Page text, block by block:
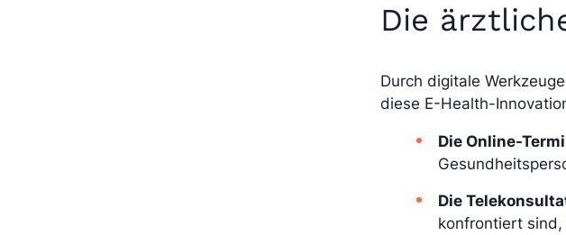
Die
Durch digitale
diese E-Health-
Die Online-
Die
konfrontiert sind,